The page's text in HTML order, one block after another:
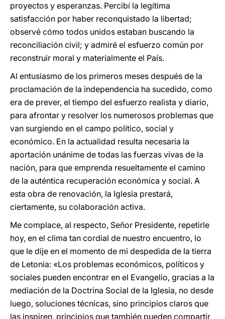
proyectos y esperanzas. Percibí la legítima
satisfacción por haber reconquistado la libertad;
observé cómo todos unidos estaban buscando la
reconciliación civil; y admiré el esfuerzo común por
reconstruir moral y materialmente el País.
Al entusiasmo de los primeros meses después de la
proclamación de la independencia ha sucedido, como
era de prever, el tiempo del esfuerzo realista y diario,
para afrontar y resolver los numerosos problemas que
van surgiendo en el campo político, social y
económico. En la actualidad resulta necesaria la
aportación unánime de todas las fuerzas vivas de la
nación, para que emprenda resueltamente el camino
de la auténtica recuperación económica y social. A
esta obra de renovación, la Iglesia prestará,
ciertamente, su colaboración activa.
Me complace, al respecto, Señor Presidente, repetirle
hoy, en el clima tan cordial de nuestro encuentro, lo
que le dije en el momento de mi despedida de la tierra
de Letonia: «Los problemas económicos, políticos y
sociales pueden encontrar en el Evangelio, gracias a la
mediación de la Doctrina Social de la Iglesia, no desde
luego, soluciones técnicas, sino principios claros que
las inspiren, principios que también pueden compartir